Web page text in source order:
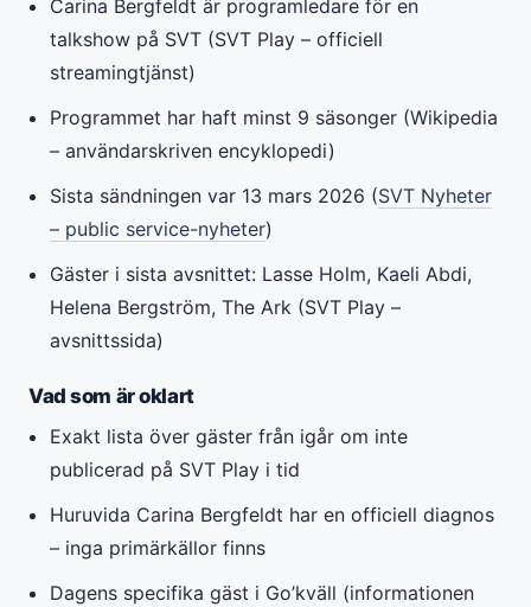
Carina Bergfeldt är programledare för en
talkshow på SVT (SVT Play – officiell
streamingtjänst)
Programmet har haft minst 9 säsonger (Wikipedia
– användarskriven encyklopedi)
Sista sändningen var 13 mars 2026 (SVT Nyheter
– public service-nyheter)
Gäster i sista avsnittet: Lasse Holm, Kaeli Abdi,
Helena Bergström, The Ark (SVT Play –
avsnittssida)
Vad som är oklart
Exakt lista över gäster från igår om inte
publicerad på SVT Play i tid
Huruvida Carina Bergfeldt har en officiell diagnos
– inga primärkällor finns
Dagens specifika gäst i Go’kväll (informationen